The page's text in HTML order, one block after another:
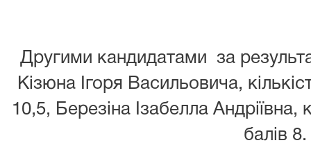
Другими кандидатами за
Кізюна Ігоря Васильовича,
10,5, Березіна Ізабелла Андріївна,
балів 8.